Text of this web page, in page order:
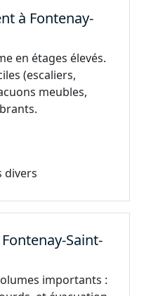
à Fontenay-
en étages élevés.
(escaliers,
meubles,
divers
Saint-
importants :